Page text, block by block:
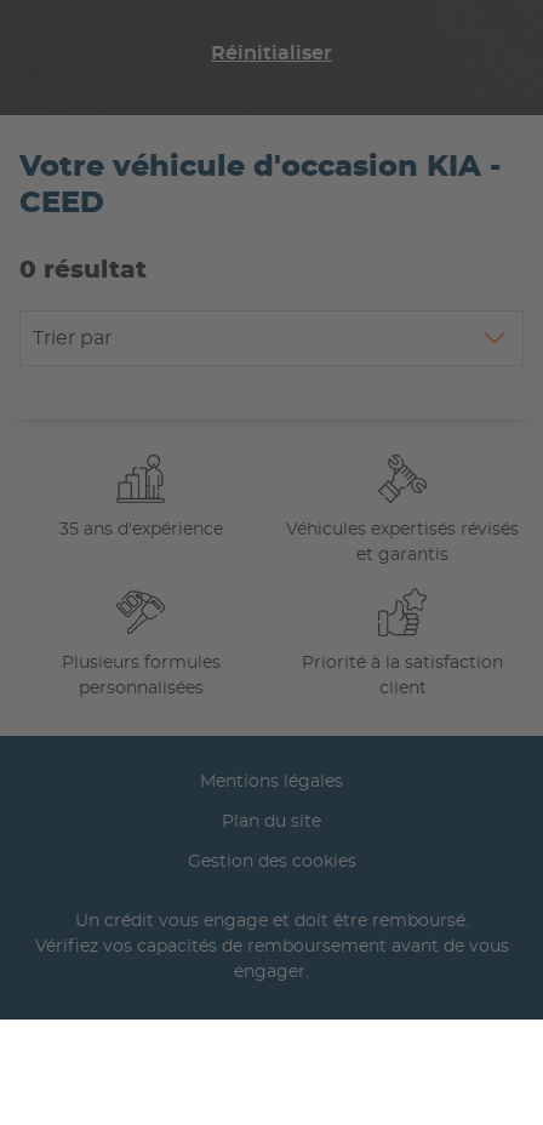
Réinitialiser
Votre véhicule d'occasion KIA -
CEED
0 résultat
Trier par
35 ans d'expérience
Véhicules expertisés révisés
et garantis
Plusieurs formules
personnalisées
Priorité à la satisfaction
client
Mentions légales
Plan du site
Gestion des cookies
Un crédit vous engage et doit être remboursé.
Vérifiez vos capacités de remboursement avant de vous
engager.